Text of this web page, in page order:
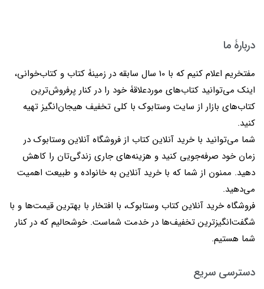
دربارۀ ما
مفتخریم اعلام کنیم که با 10 سال سابقه در زمینۀ کتاب و کتاب‌خوانی،
اینک می‌توانید کتاب‌های موردعلاقۀ خود را در کنار پرفروش‌ترین
کتاب‌های بازار از سایت وستابوک با کلی تخفیف هیجان‌انگیز تهیه
کنید.
شما می‌توانید با خرید آنلاین کتاب از فروشگاه آنلاین وستابوک در
زمان خود صرفه‌جویی کنید و هزینه‌های جاری زندگی‌تان را کاهش
دهید. ممنون از شما که با خرید آنلاین به خانواده و طبیعت اهمیت
می‌دهید.
فروشگاه خرید آنلاین کتاب وستابوک، با افتخار با بهترین قیمت‌ها و با
شگفت‌انگیزترین تخفیف‌ها در خدمت شماست. خوشحالیم که در کنار
شما هستیم.
دسترسی سریع